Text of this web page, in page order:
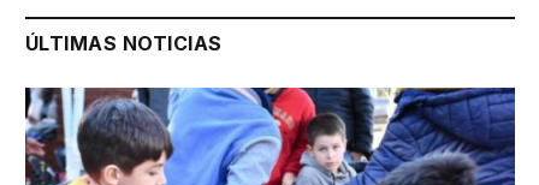
ÚLTIMAS NOTICIAS